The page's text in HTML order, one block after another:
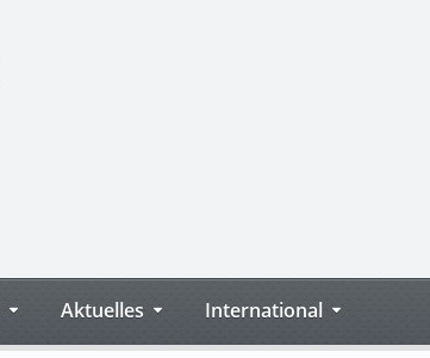
Aktuelles International